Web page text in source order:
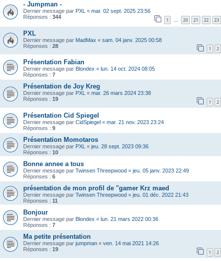
- Jumpman -
Dernier message par PXL « mar. 02 sept. 2025 23:56
Réponses : 344 1 … 20 21 22 23
PXL
Dernier message par MadMax « sam. 04 janv. 2025 00:58
Réponses : 28 1 2
Présentation Fabian
Dernier message par Blondex « lun. 14 oct. 2024 08:05
Réponses : 7
Présentation de Joy Kreg
Dernier message par PXL « mar. 26 mars 2024 23:38
Réponses : 19 1 2
Présentation Cid Spiegel
Dernier message par CidSpiegel « mar. 21 nov. 2023 23:24
Réponses : 9
Présentation Momotaros
Dernier message par PXL « jeu. 28 sept. 2023 09:36
Réponses : 10
Bonne annee a tous
Dernier message par Twinsen Threepwood « jeu. 05 janv. 2023 22:49
Réponses : 6
présentation de mon profil de "gamer Krz maed
Dernier message par Twinsen Threepwood « jeu. 01 déc. 2022 21:43
Réponses : 11
Bonjour
Dernier message par Blondex « lun. 21 mars 2022 00:36
Réponses : 7
Ma petite présentation
Dernier message par jumpman « ven. 14 mai 2021 14:26
Réponses : 19 1 2